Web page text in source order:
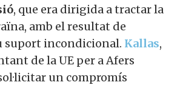
, que era dirigida a tractar la
amb el resultat de
suport incondicional. Kallas,
de la UE per a Afers
un compromís